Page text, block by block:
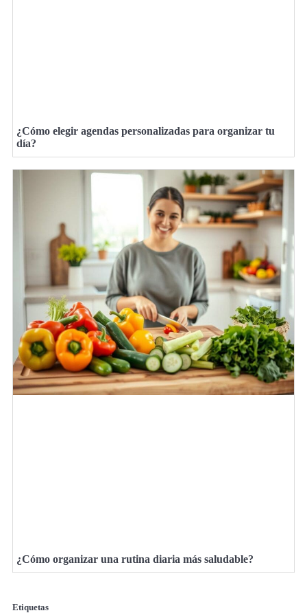
¿Cómo elegir agendas personalizadas para organizar tu
día?
¿Cómo organizar una rutina diaria más saludable?
Etiquetas